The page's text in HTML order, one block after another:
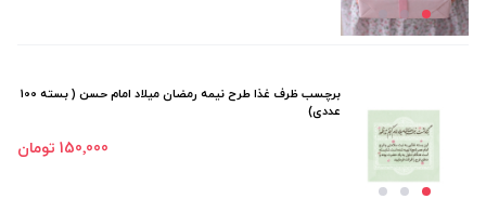
برچسب ظرف غذا طرح نيمه رمضان میلاد امام حسن ( بسته 100
عددی)
150٬000 تومان